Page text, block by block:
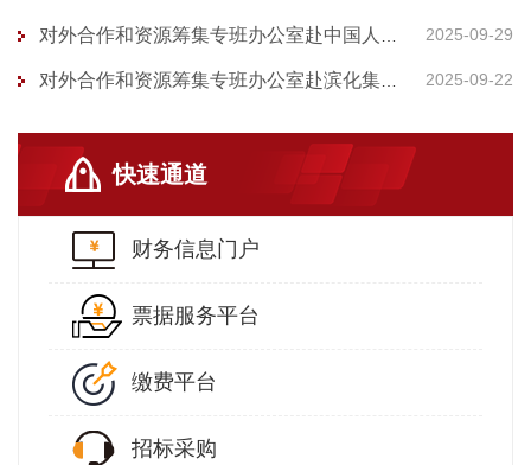
2025-09-29
2025-09-22
快速通道
财务信息门户
票据服务平台
缴费平台
招标采购